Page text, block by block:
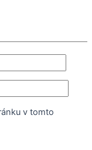
v tomto